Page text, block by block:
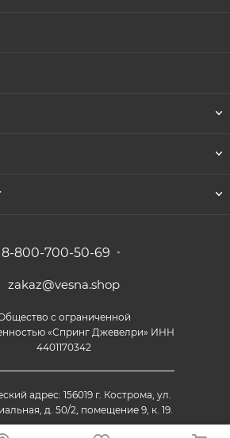
8-800-700-50-69
zakaz@vesna.shop
с ограниченной
«Спринг Джевелри» ИНН
4401170342
адрес: 156019 г. Кострома, ул.
д. 50/2, помещение 9, к. 19.